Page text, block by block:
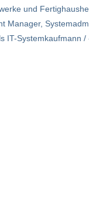
und
Manager,
IT-Systemkaufmann /